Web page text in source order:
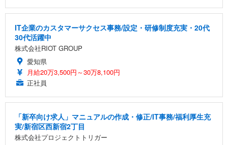
IT企業のカスタマーサクセス事務/設定・研修制度充実・20代
30代活躍中
株式会社RIOT GROUP
愛知県
月給20万3,500円～30万8,100円
正社員
「新卒向け求人」マニュアルの作成・修正/IT事務/福利厚生充
実/新宿区西新宿2丁目
株式会社プロジェクトトリガー